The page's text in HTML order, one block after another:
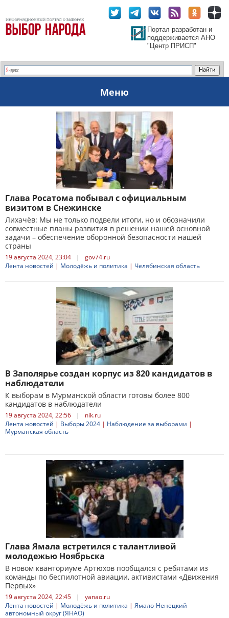
Портал разработан и
поддерживается АНО
"Центр ПРИСП"
Меню
Глава Росатома побывал с официальным
визитом в Снежинске
Лихачёв: Мы не только подвели итоги, но и обозначили
совместные планы развития в решении нашей основной
задачи – обеспечение оборонной безопасности нашей
страны
19 августа 2024, 23:04 |
gov74.ru
Лента новостей | Молодёжь и политика | Челябинская область
В Заполярье создан корпус из 820 кандидатов в
наблюдатели
К выборам в Мурманской области готовы более 800
кандидатов в наблюдатели
19 августа 2024, 22:56 |
nik.ru
Лента новостей | Выборы 2024 | Наблюдение за выборами |
Мурманская область
Глава Ямала встретился с талантливой
молодежью Ноябрьска
В новом кванториуме Артюхов пообщался с ребятами из
команды по беспилотной авиации, активистами «Движения
Первых»
19 августа 2024, 22:45 |
yanao.ru
Лента новостей | Молодёжь и политика | Ямало-Ненецкий
автономный округ (ЯНАО)